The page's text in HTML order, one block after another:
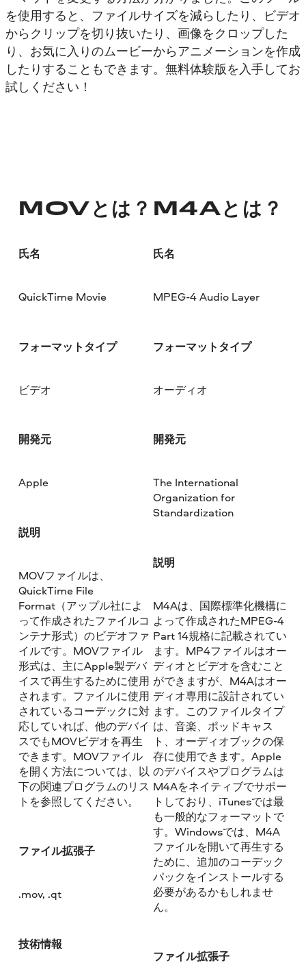
を使用すると、ファイルサイズを減らしたり、ビデオ
からクリップを切り抜いたり、画像をクロップした
り、お気に入りのムービーからアニメーションを作成
したりすることもできます。無料体験版を入手してお
試しください！
MOVとは？
氏名
QuickTime Movie
フォーマットタイプ
ビデオ
開発元
Apple
説明
MOVファイルは、
QuickTime File
Format（アップル社によ
って作成されたファイルコ
ンテナ形式）のビデオファ
イルです。MOVファイル
形式は、主にApple製デバ
イスで再生するために使用
されます。ファイルに使用
されているコーデックに対
応していれば、他のデバイ
スでもMOVビデオを再生
できます。MOVファイル
を開く方法については、以
下の関連プログラムのリス
トを参照してください。
ファイル拡張子
.mov, .qt
技術情報
M4Aとは？
氏名
MPEG-4 Audio Layer
フォーマットタイプ
オーディオ
開発元
The International
Organization for
Standardization
説明
M4Aは、国際標準化機構に
よって作成されたMPEG-4
Part 14規格に記載されてい
ます。MP4ファイルはオー
ディオとビデオを含むこと
ができますが、M4Aはオー
ディオ専用に設計されてい
ます。このファイルタイプ
は、音楽、ポッドキャス
ト、オーディオブックの保
存に使用できます。Apple
のデバイスやプログラムは
M4Aをネイティブでサポー
トしており、iTunesでは最
も一般的なフォーマットで
す。Windowsでは、M4A
ファイルを開いて再生する
ために、追加のコーデック
パックをインストールする
必要があるかもしれませ
ん。
ファイル拡張子